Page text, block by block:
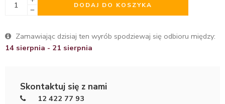
DODAJ DO KOSZYKA
Zamawiając dzisiaj ten wyrób spodziewaj się odbioru między:
14 sierpnia - 21 sierpnia
Skontaktuj się z nami
12 422 77 93